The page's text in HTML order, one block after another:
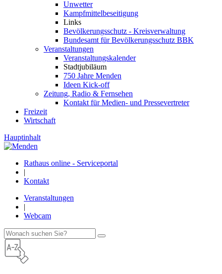
Unwetter
Kampfmittelbeseitigung
Links
Bevölkerungsschutz - Kreisverwaltung
Bundesamt für Bevölkerungsschutz BBK
Veranstaltungen
Veranstaltungskalender
Stadtjubiläum
750 Jahre Menden
Ideen Kick-off
Zeitung, Radio & Fernsehen
Kontakt für Medien- und Pressevertreter
Freizeit
Wirtschaft
Hauptinhalt
Rathaus online - Serviceportal
|
Kontakt
Veranstaltungen
|
Webcam